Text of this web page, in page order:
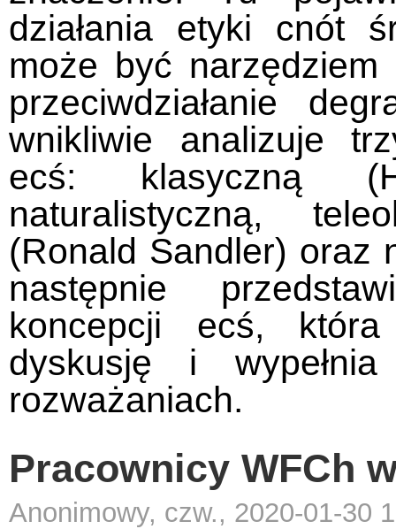
działania etyki cnót
może być narzędziem
przeciwdziałanie
wnikliwie analizuje
ecś: klasyczną
naturalistyczną,
(Ronald Sandler) oraz
następnie
koncepcji ecś, która
dyskusję i
rozważaniach.
Pracownicy WFCh
Anonimowy, czw., 2020-01-30